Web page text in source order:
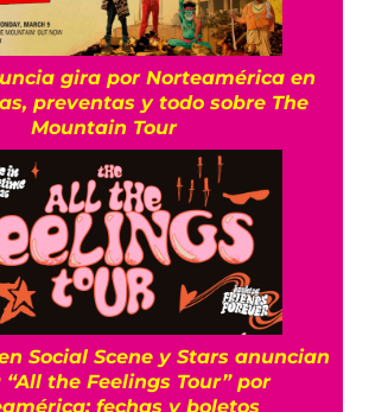
gira por Norteamérica en
preventas y todo sobre The
Mountain Tour
Social Scene y Stars anuncian
the Feelings Tour” por
fechas y boletos